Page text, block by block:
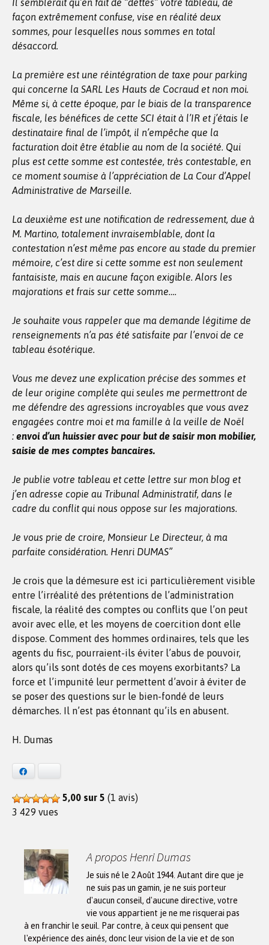
Il semblerait qu’en fait de “dettes” votre tableau, de
façon extrêmement confuse, vise en réalité deux
sommes, pour lesquelles nous sommes en total
désaccord.
La première est une réintégration de taxe pour parking
qui concerne la SARL Les Hauts de Cocraud et non moi.
Même si, à cette époque, par le biais de la transparence
fiscale, les bénéfices de cette SCI était à l’IR et j’étais le
destinataire final de l’impôt, il n’empêche que la
facturation doit être établie au nom de la société. Qui
plus est cette somme est contestée, très contestable, en
ce moment soumise à l’appréciation de La Cour d’Appel
Administrative de Marseille.
La deuxième est une notification de redressement, due à
M. Martino, totalement invraisemblable, dont la
contestation n’est même pas encore au stade du premier
mémoire, c’est dire si cette somme est non seulement
fantaisiste, mais en aucune façon exigible. Alors les
majorations et frais sur cette somme….
Je souhaite vous rappeler que ma demande légitime de
renseignements n’a pas été satisfaite par l’envoi de ce
tableau ésotérique.
Vous me devez une explication précise des sommes et
de leur origine complète qui seules me permettront de
me défendre des agressions incroyables que vous avez
engagées contre moi et ma famille à la veille de Noël
: envoi d’un huissier avec pour but de saisir mon mobilier,
saisie de mes comptes bancaires.
Je publie votre tableau et cette lettre sur mon blog et
j’en adresse copie au Tribunal Administratif, dans le
cadre du conflit qui nous oppose sur les majorations.
Je vous prie de croire, Monsieur Le Directeur, à ma
parfaite considération. Henri DUMAS”
Je crois que la démesure est ici particulièrement visible
entre l’irréalité des prétentions de l’administration
fiscale, la réalité des comptes ou conflits que l’on peut
avoir avec elle, et les moyens de coercition dont elle
dispose. Comment des hommes ordinaires, tels que les
agents du fisc, pourraient-ils éviter l’abus de pouvoir,
alors qu’ils sont dotés de ces moyens exorbitants? La
force et l’impunité leur permettent d’avoir à éviter de
se poser des questions sur le bien-fondé de leurs
démarches. Il n’est pas étonnant qu’ils en abusent.
H. Dumas
5,00 sur 5 (1 avis)
3 429 vues
A propos Henri Dumas
Je suis né le 2 Août 1944. Autant dire que je
ne suis pas un gamin, je ne suis porteur
d'aucun conseil, d'aucune directive, votre
vie vous appartient je ne me risquerai pas
à en franchir le seuil. Par contre, à ceux qui pensent que
l'expérience des ainés, donc leur vision de la vie et de son